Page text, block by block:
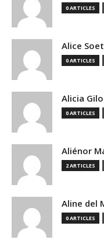
0 ARTICLES
Alice
0 ARTICLES
Alicia
0 ARTICLES
Aliénor
2 ARTICLES
Aline del
0 ARTICLES